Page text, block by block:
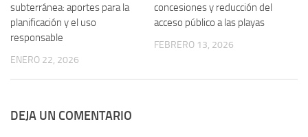
subterránea: aportes para la
planificación y el uso
responsable
ENERO 22, 2026
concesiones y reducción del
acceso público a las playas
FEBRERO 13, 2026
DEJA UN COMENTARIO